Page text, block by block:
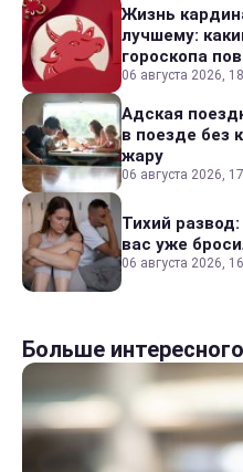
Жизнь
лучшему:
гороскопа
06 августа 2026,
Адская
в поезде без
жару
06 августа 2026,
Тихий
вас уже
06 августа 2026,
Больше интересного